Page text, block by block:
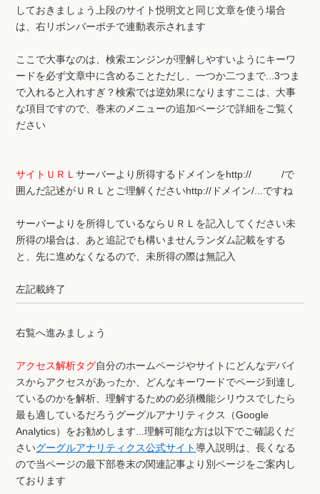
しておきましょう上段のサイト悦明文と同じ文章を使う場合
は、右リボンバーポチで連動表示されます
ここで大事なのは、検索エンジンが理解しやすいようにキーワ
ードを必ず文章中に含めることただし、一つか二つまで...3つま
で入れると入れすぎ？検索では逆効果になりますここは、大事
な項目ですので、巻末のメニューの追加ページで詳細をご覧く
ださい
サイトＵＲＬサーバーより所得するドメインをhttp:// /で
囲んだ記述がＵＲＬとご理解くださいhttp://ドメイン/...ですね
サーバーよりを所得しているならＵＲＬを記入してください未
所得の場合は、あと追記でも構いませんランダム記載をする
と、先に進めなくなるので、未所得の際は無記入
左記載終了
右覧へ進みましょう
アクセス解析タグ自分のホームページやサイトにどんなデバイ
スからアクセスがあったか、どんなキーワードでページ到達し
ているのかを解析、理解するための必須機能シリウスでしたら
最も適しているだろうグーグルアナリティクス（Google
Analytics）をお勧めします...理解可能な方は以下でご確認くだ
さいグーグルアナリティクス公式サイト導入説明は、長くなる
ので当ページの最下部巻末の関連記事より別ページをご案内し
ております